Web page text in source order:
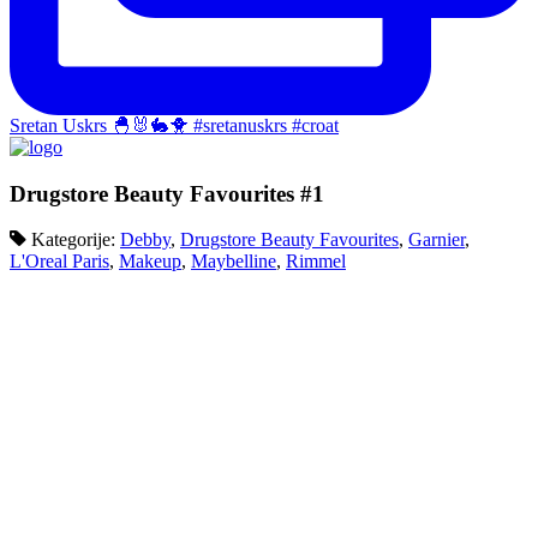
Sretan Uskrs 🐣🐰🐇🐥 #sretanuskrs #croat
Drugstore Beauty Favourites #1
Kategorije: Debby, Drugstore Beauty Favourites, Garnier,
L'Oreal Paris, Makeup, Maybelline, Rimmel